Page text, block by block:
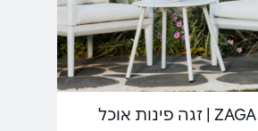
ZAGA | זגה פינות אוכל